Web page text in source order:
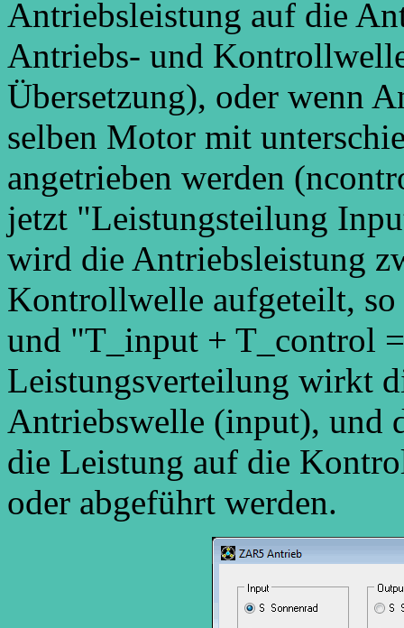
Antriebsleistung auf die
Antriebs- und
Übersetzung), oder wenn
selben Motor mit
angetrieben werden
jetzt "Leistungsteilung
wird die Antriebsleistung
Kontrollwelle aufgeteilt,
und "T_input + T_control
Leistungsverteilung wirkt
Antriebswelle (input), und
die Leistung auf die
oder abgeführt werden.